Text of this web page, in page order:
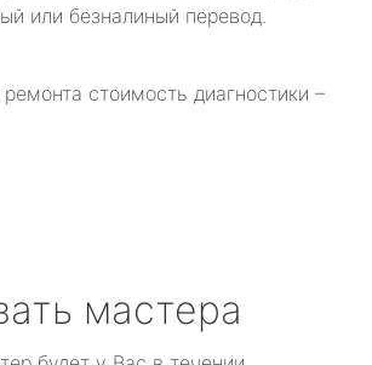
или безналиный перевод.
стоимость диагностики –
мастера